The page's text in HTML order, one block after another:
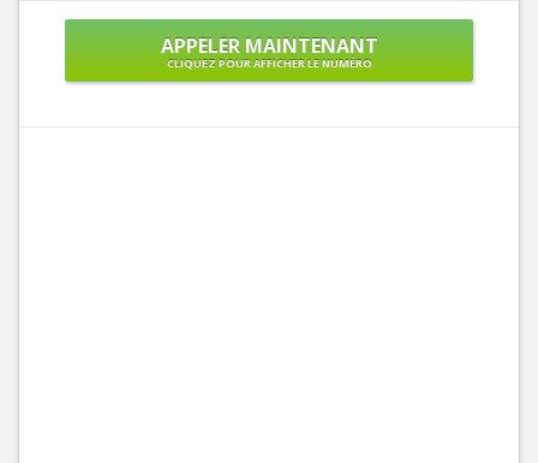
APPELER MAINTENANT
CLIQUEZ POUR AFFICHER LE NUMÉRO